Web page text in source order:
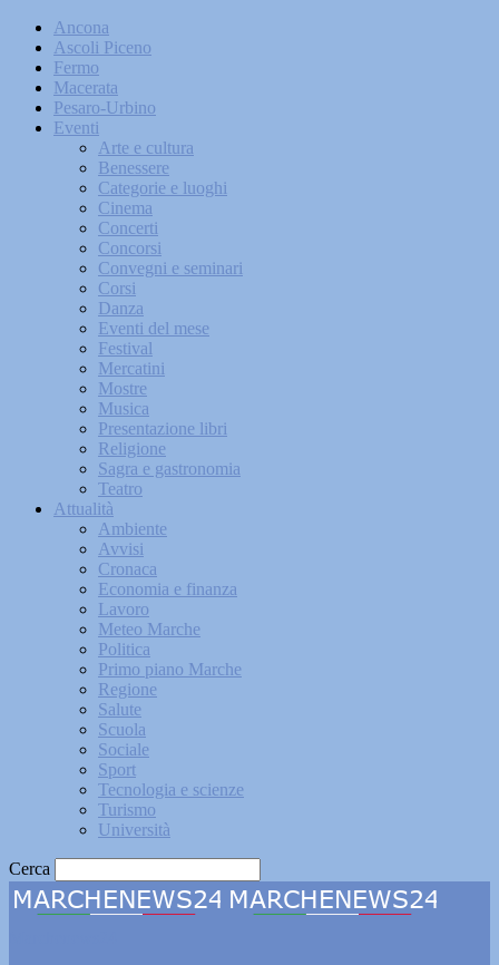
Ancona
Ascoli Piceno
Fermo
Macerata
Pesaro-Urbino
Eventi
Arte e cultura
Benessere
Categorie e luoghi
Cinema
Concerti
Concorsi
Convegni e seminari
Corsi
Danza
Eventi del mese
Festival
Mercatini
Mostre
Musica
Presentazione libri
Religione
Sagra e gastronomia
Teatro
Attualità
Ambiente
Avvisi
Cronaca
Economia e finanza
Lavoro
Meteo Marche
Politica
Primo piano Marche
Regione
Salute
Scuola
Sociale
Sport
Tecnologia e scienze
Turismo
Università
Cerca